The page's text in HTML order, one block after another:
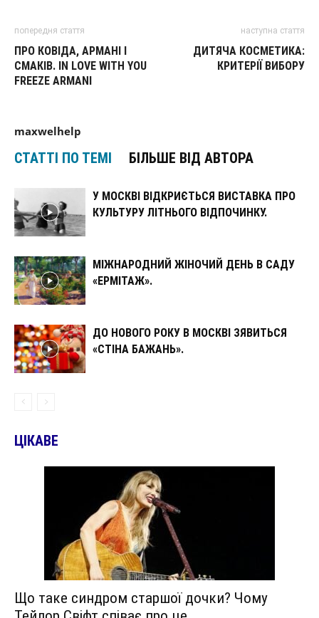
попередня стаття
ПРО КОВІДА, АРМАНІ І
СМАКІВ. IN LOVE WITH YOU
FREEZE ARMANI
наступна стаття
ДИТЯЧА КОСМЕТИКА:
КРИТЕРІЇ ВИБОРУ
maxwelhelp
СТАТТІ ПО ТЕМІ БІЛЬШЕ ВІД АВТОРА
У МОСКВІ ВІДКРИЄТЬСЯ ВИСТАВКА ПРО
КУЛЬТУРУ ЛІТНЬОГО ВІДПОЧИНКУ.
МІЖНАРОДНИЙ ЖІНОЧИЙ ДЕНЬ В САДУ
«ЕРМІТАЖ».
ДО НОВОГО РОКУ В МОСКВІ ЗЯВИТЬСЯ
«СТІНА БАЖАНЬ».
ЦІКАВЕ
Що таке синдром старшої дочки? Чому